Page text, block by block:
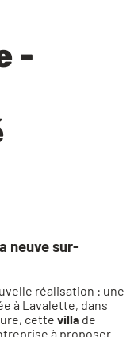
-
neuve sur-
réalisation : une
à Lavalette, dans
cette villa de
à proposer